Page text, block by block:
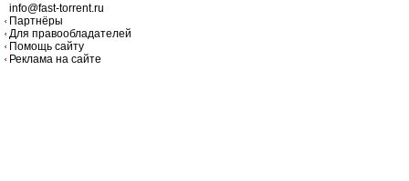
info@fast-torrent.ru
Партнёры
Для правообладателей
Помощь сайту
Реклама на сайте